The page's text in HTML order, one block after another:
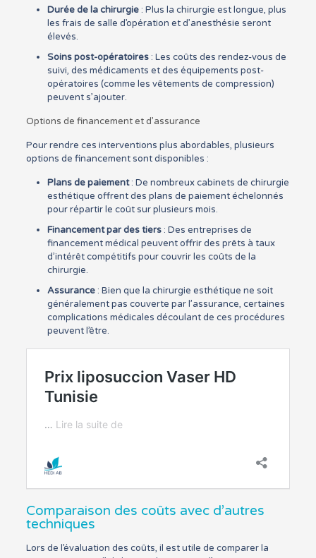
Durée de la chirurgie: Plus la chirurgie est longue, plus
les frais de salle d’opération et d’anesthésie seront
élevés.
Soins post-opératoires: Les coûts des rendez-vous de
suivi, des médicaments et des équipements post-
opératoires (comme les vêtements de compression)
peuvent s’ajouter.
Options de financement et d’assurance
Pour rendre ces interventions plus abordables, plusieurs
options de financement sont disponibles :
Plans de paiement: De nombreux cabinets de chirurgie
esthétique offrent des plans de paiement échelonnés
pour répartir le coût sur plusieurs mois.
Financement par des tiers: Des entreprises de
financement médical peuvent offrir des prêts à taux
d’intérêt compétitifs pour couvrir les coûts de la
chirurgie.
Assurance: Bien que la chirurgie esthétique ne soit
généralement pas couverte par l’assurance, certaines
complications médicales découlant de ces procédures
peuvent l’être.
Comparaison des coûts avec d’autres
techniques
Lors de l’évaluation des coûts, il est utile de comparer la